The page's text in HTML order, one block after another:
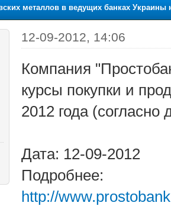
металлов в ведущих банках Украины
12-09-2012, 14:06
Компания
курсы покупки и
2012 года
Дата: 12-09-2012
Подробнее:
http://